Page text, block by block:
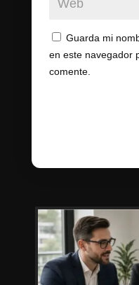
Guarda mi
en este navegador
comente.